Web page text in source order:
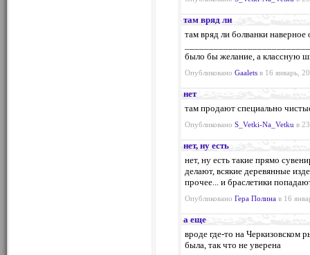
там вряд ли
там вряд ли болванки
было бы желание, а классную
Опубликовано Gaalets в 16 январь,
нет
там продают специально
Опубликовано S_Vetki-Na_Vetku в
нет, ну есть
нет, ну есть такие прямо
делают, всякие деревянные
прочее... и браслетики
Опубликовано Гера Полина в 16
а еще
вроде где-то на Черкизовском
была, так что не уверена